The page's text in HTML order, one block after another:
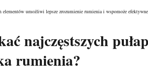
elementów umożliwi lepsze zrozumienie rumienia i wspomoże
najczęstszych
rumienia?